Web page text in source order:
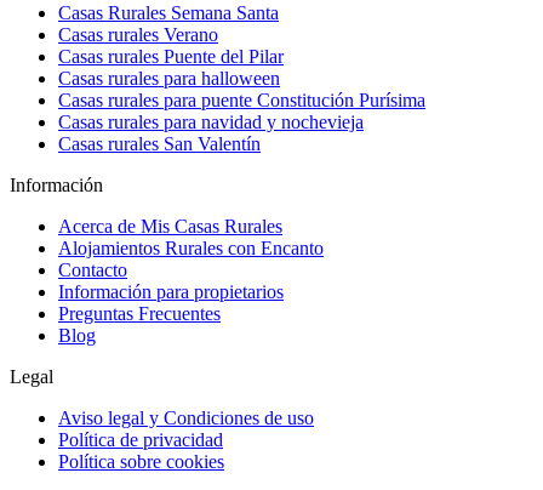
Casas Rurales Semana Santa
Casas rurales Verano
Casas rurales Puente del Pilar
Casas rurales para halloween
Casas rurales para puente Constitución Purísima
Casas rurales para navidad y nochevieja
Casas rurales San Valentín
Información
Acerca de Mis Casas Rurales
Alojamientos Rurales con Encanto
Contacto
Información para propietarios
Preguntas Frecuentes
Blog
Legal
Aviso legal y Condiciones de uso
Política de privacidad
Política sobre cookies